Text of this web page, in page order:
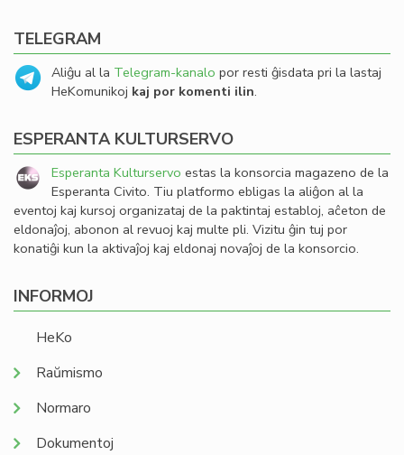
TELEGRAM
Aliĝu al la Telegram-kanalo por resti ĝisdata pri la lastaj
HeKomunikoj kaj por komenti ilin.
ESPERANTA KULTURSERVO
Esperanta Kulturservo estas la konsorcia magazeno de la
Esperanta Civito. Tiu platformo ebligas la aliĝon al la
eventoj kaj kursoj organizataj de la paktintaj establoj, aĉeton de
eldonaĵoj, abonon al revuoj kaj multe pli. Vizitu ĝin tuj por
konatiĝi kun la aktivaĵoj kaj eldonaj novaĵoj de la konsorcio.
INFORMOJ
HeKo
Raŭmismo
Normaro
Dokumentoj